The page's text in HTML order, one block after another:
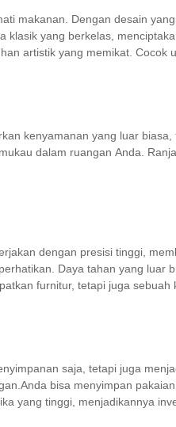
makanan. Dengan desain
yang berkelas,
artistik yang memikat.
kenyamanan yang luar
dalam ruangan Anda.
dengan presisi tinggi,
Daya tahan yang
furnitur, tetapi juga
saja, tetapi juga
bisa menyimpan
yang tinggi, menjadikannya